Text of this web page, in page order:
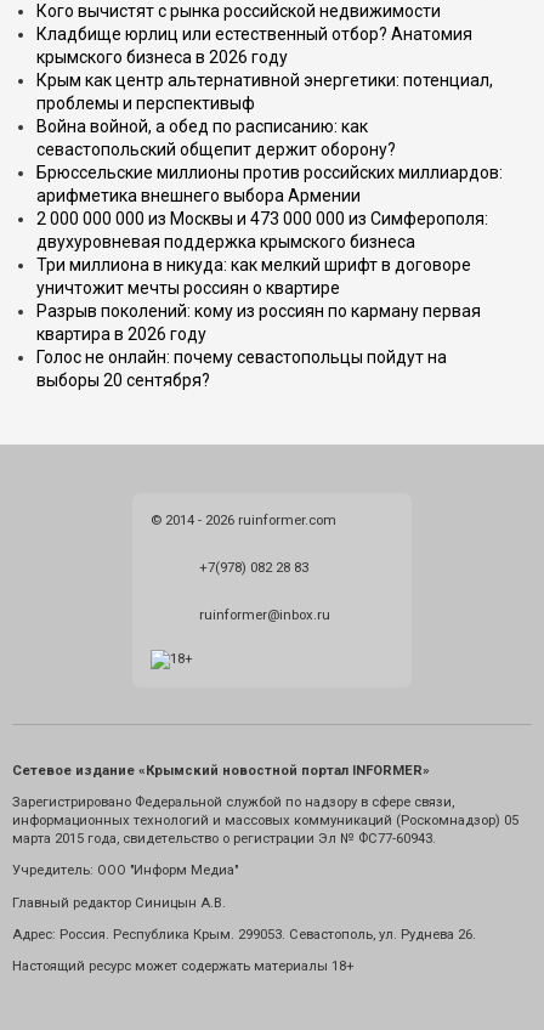
Кого вычистят с рынка российской недвижимости
Кладбище юрлиц или естественный отбор? Анатомия
крымского бизнеса в 2026 году
Крым как центр альтернативной энергетики: потенциал,
проблемы и перспективыф
Война войной, а обед по расписанию: как
севастопольский общепит держит оборону?
Брюссельские миллионы против российских миллиардов:
арифметика внешнего выбора Армении
2 000 000 000 из Москвы и 473 000 000 из Симферополя:
двухуровневая поддержка крымского бизнеса
Три миллиона в никуда: как мелкий шрифт в договоре
уничтожит мечты россиян о квартире
Разрыв поколений: кому из россиян по карману первая
квартира в 2026 году
Голос не онлайн: почему севастопольцы пойдут на
выборы 20 сентября?
© 2014 - 2026 ruinformer.com
+7(978) 082 28 83
ruinformer@inbox.ru
Сетевое издание «Крымский новостной портал INFORMER»
Зарегистрировано Федеральной службой по надзору в сфере связи,
информационных технологий и массовых коммуникаций (Роскомнадзор) 05
марта 2015 года, свидетельство о регистрации Эл № ФС77-60943.
Учредитель: ООО "Информ Медиа"
Главный редактор Синицын А.В.
Адрес: Россия. Республика Крым. 299053. Севастополь, ул. Руднева 26.
Настоящий ресурс может содержать материалы 18+